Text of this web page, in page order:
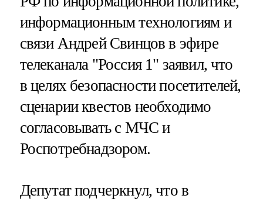
информационным технологиям и
связи Андрей Свинцов в эфире
телеканала "Россия 1" заявил, что
в целях безопасности посетителей,
сценарии квестов необходимо
согласовывать с МЧС и
Роспотребнадзором.
Депутат подчеркнул, что в